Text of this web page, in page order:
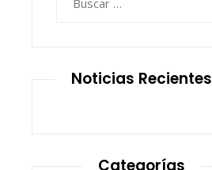
Noticias Recientes